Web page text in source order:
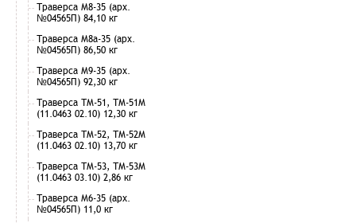
Траверса М8-35 (арх.
№04565П) 84,10 кг
Траверса М8а-35 (арх.
№04565П) 86,50 кг
Траверса М9-35 (арх.
№04565П) 92,30 кг
Траверса ТМ-51, ТМ-51М
(11.0463 02.10) 12,30 кг
Траверса ТМ-52, ТМ-52М
(11.0463 02.10) 13,70 кг
Траверса ТМ-53, ТМ-53М
(11.0463 03.10) 2,86 кг
Траверса М6-35 (арх.
№04565П) 11,0 кг